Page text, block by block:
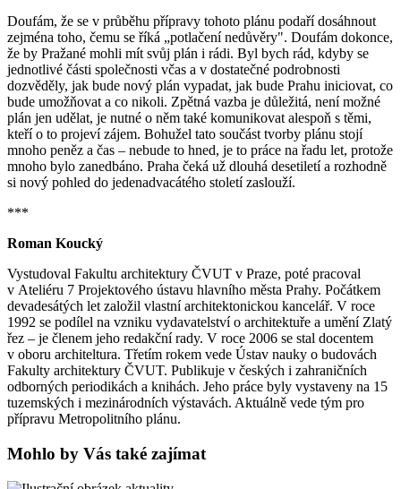
Doufám, že se v průběhu přípravy tohoto plánu podaří dosáhnout
zejména toho, čemu se říká „potlačení nedůvěry". Doufám dokonce,
že by Pražané mohli mít svůj plán i rádi. Byl bych rád, kdyby se
jednotlivé části společnosti včas a v dostatečné podrobnosti
dozvěděly, jak bude nový plán vypadat, jak bude Prahu iniciovat, co
bude umožňovat a co nikoli. Zpětná vazba je důležitá, není možné
plán jen udělat, je nutné o něm také komunikovat alespoň s těmi,
kteří o to projeví zájem. Bohužel tato součást tvorby plánu stojí
mnoho peněz a čas – nebude to hned, je to práce na řadu let, protože
mnoho bylo zanedbáno. Praha čeká už dlouhá desetiletí a rozhodně
si nový pohled do jedenadvacátého století zaslouží.
***
Roman Koucký
Vystudoval Fakultu architektury ČVUT v Praze, poté pracoval
v Ateliéru 7 Projektového ústavu hlavního města Prahy. Počátkem
devadesátých let založil vlastní architektonickou kancelář. V roce
1992 se podílel na vzniku vydavatelství o architektuře a umění Zlatý
řez – je členem jeho redakční rady. V roce 2006 se stal docentem
v oboru architeltura. Třetím rokem vede Ústav nauky o budovách
Fakulty architektury ČVUT. Publikuje v českých i zahraničních
odborných periodikách a knihách. Jeho práce byly vystaveny na 15
tuzemských i mezinárodních výstavách. Aktuálně vede tým pro
přípravu Metropolitního plánu.
Mohlo by Vás také zajímat